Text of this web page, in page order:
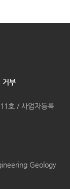
거부
호 / 사업자등록
Geology